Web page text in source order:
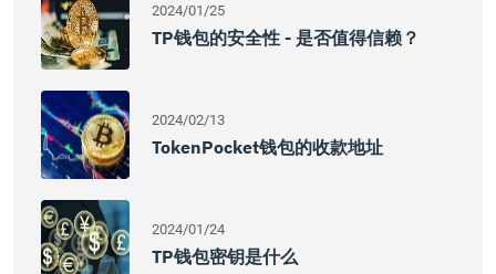
2024/01/25
TP钱包的安全性 - 是否值得信赖？
2024/02/13
TokenPocket钱包的收款地址
2024/01/24
TP钱包密钥是什么